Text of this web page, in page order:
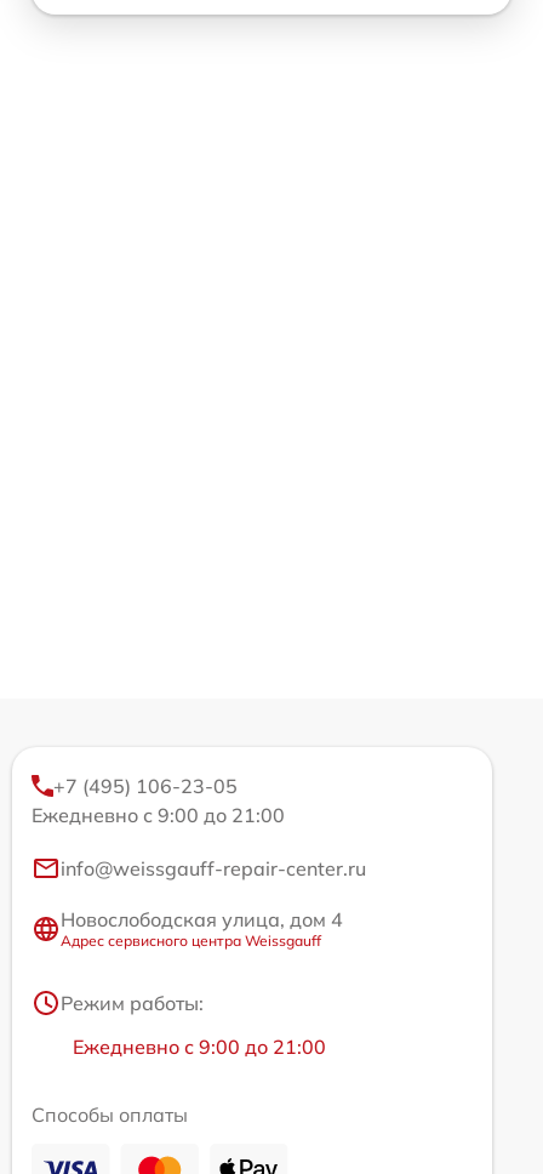
+7 (495) 106-23-05
Ежедневно с 9:00 до 21:00
info@weissgauff-repair-center.ru
Новослободская улица, дом 4
Адрес сервисного центра Weissgauff
Режим работы:
Ежедневно с 9:00 до 21:00
Способы оплаты